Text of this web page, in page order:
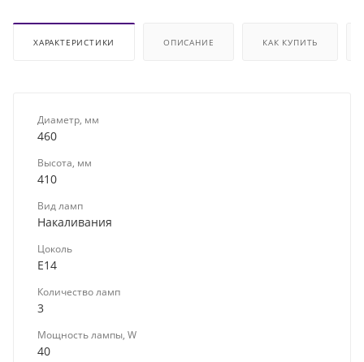
ХАРАКТЕРИСТИКИ ОПИСАНИЕ КАК КУПИТЬ
Диаметр, мм
460
Высота, мм
410
Вид ламп
Накаливания
Цоколь
E14
Количество ламп
3
Мощность лампы, W
40